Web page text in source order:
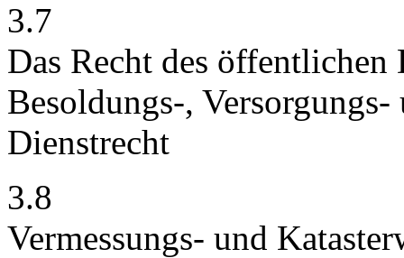
3.7
Das Recht des öffentlichen
Besoldungs-,
Dienstrecht
3.8
Vermessungs- und